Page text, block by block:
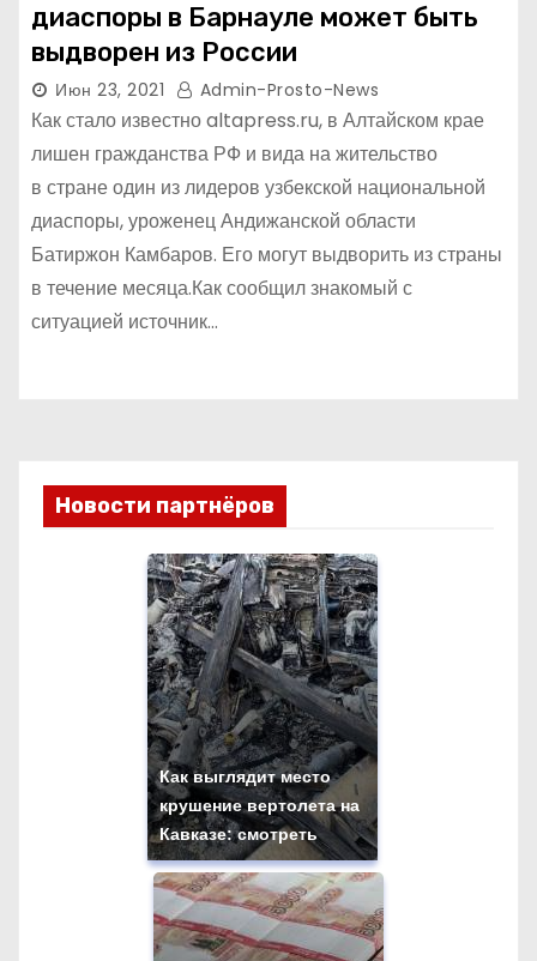
диаспоры в Барнауле может быть
выдворен из России
Июн 23, 2021 Admin-Prosto-News
Как стало известно altapress.ru, в Алтайском крае
лишен гражданства РФ и вида на жительство
в стране один из лидеров узбекской национальной
диаспоры, уроженец Андижанской области
Батиржон Камбаров. Его могут выдворить из страны
в течение месяца.Как сообщил знакомый с
ситуацией источник…
Новости партнёров
Как выглядит место
крушение вертолета на
Кавказе: смотреть